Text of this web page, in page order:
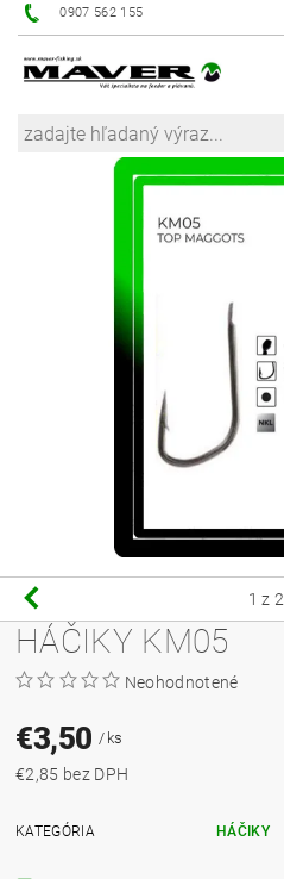
0907 562 155
1 z 2
HÁČIKY KM05
Neohodnotené
€3,50/ ks
€2,85 bez DPH
KATEGÓRIA HÁČIKY